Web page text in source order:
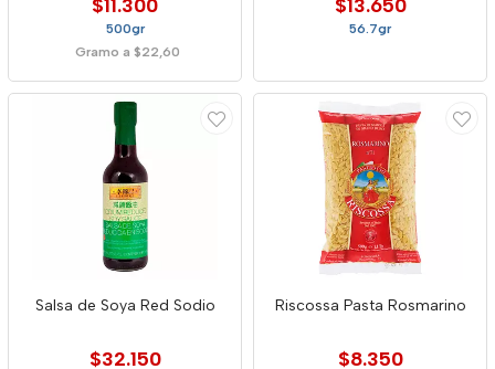
$11.300
500gr
Gramo a $22,60
$13.650
56.7gr
Salsa de Soya Red Sodio
$32.150
Riscossa Pasta Rosmarino
$8.350